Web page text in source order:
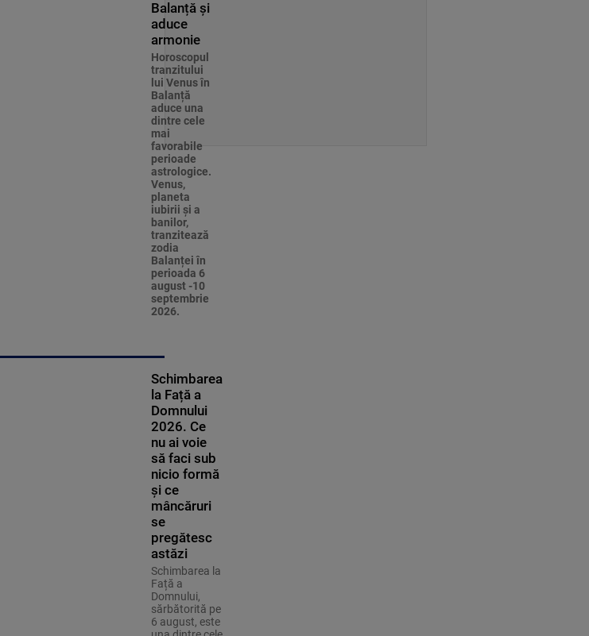
Balanță și
aduce
armonie
Horoscopul
tranzitului
lui Venus în
Balanță
aduce una
dintre cele
mai
favorabile
perioade
astrologice.
Venus,
planeta
iubirii și a
banilor,
tranzitează
zodia
Balanței în
perioada 6
august -10
septembrie
2026.
Schimbarea
la Față a
Domnului
2026. Ce
nu ai voie
să faci sub
nicio formă
și ce
mâncăruri
se
pregătesc
astăzi
Schimbarea la
Față a
Domnului,
sărbătorită pe
6 august, este